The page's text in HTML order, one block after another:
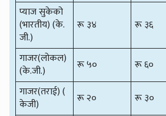
प्याज सुकेको
(भारतीय) (के.
जी.)
रू ३४ रू ३६
गाजर(लोकल)
(के.जी.)
रू ५० रू ६०
गाजर(तराई) (
केजी)
रू २० रू ३०